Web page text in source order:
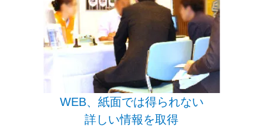
WEB、紙面では得られない
詳しい情報を取得